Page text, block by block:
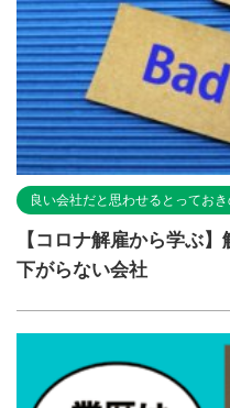
良い会社だと思わせるとってお
【コロナ解雇から学ぶ
下がらない会社